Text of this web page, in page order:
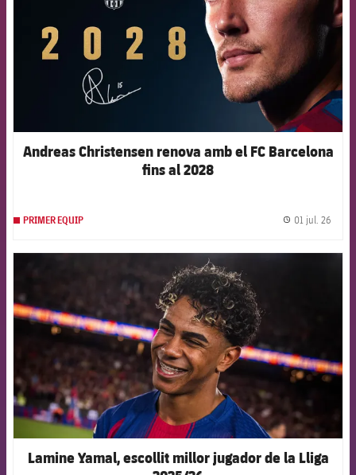
Andreas Christensen renova amb el FC Barcelona
fins al 2028
PRIMER EQUIP 01 jul. 26
FCB Barcelona badge
Lamine Yamal, escollit millor jugador de la Lliga